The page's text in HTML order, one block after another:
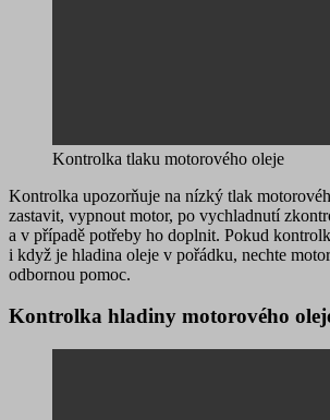
Kontrolka tlaku motorového oleje
Kontrolka upozorňuje na nízký tlak
zastavit, vypnout motor, po vychladnutí
a v případě potřeby ho doplnit. Pokud
i když je hladina oleje v pořádku, nechte
odbornou pomoc.
Kontrolka hladiny motorového